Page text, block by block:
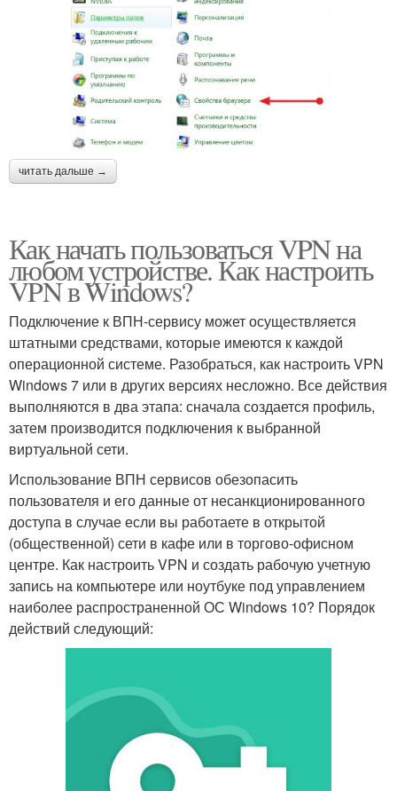
читать дальше →
Как начать пользоваться VPN на
любом устройстве. Как настроить
VPN в Windows?
Подключение к ВПН-сервису может осуществляется
штатными средствами, которые имеются к каждой
операционной системе. Разобраться, как настроить VPN
Windows 7 или в других версиях несложно. Все действия
выполняются в два этапа: сначала создается профиль,
затем производится подключения к выбранной
виртуальной сети.
Использование ВПН сервисов обезопасить
пользователя и его данные от несанкционированного
доступа в случае если вы работаете в открытой
(общественной) сети в кафе или в торгово-офисном
центре. Как настроить VPN и создать рабочую учетную
запись на компьютере или ноутбуке под управлением
наиболее распространенной ОС Windows 10? Порядок
действий следующий: